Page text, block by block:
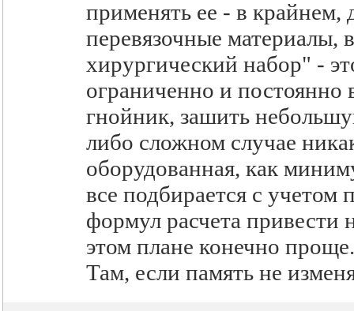
применять ее - в крайнем,
перевязочные
хирургический набор" -
ограниченно и постоянно
гнойник, зашить
либо сложном случае
оборудованная, как
все подбирается с
формул расчета привести
этом плане конечно
Там, если память не